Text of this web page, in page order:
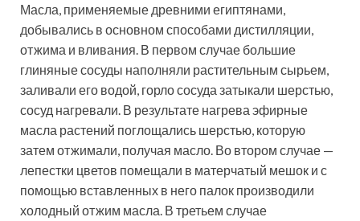
Масла, применяемые древними египтянами,
добывались в основном способами дистилляции,
отжима и вливания. В первом случае большие
глиняные сосуды наполняли растительным сырьем,
заливали его водой, горло сосуда затыкали шерстью,
сосуд нагревали. В результате нагрева эфирные
масла растений поглощались шерстью, которую
затем отжимали, получая масло. Во втором случае —
лепестки цветов помещали в матерчатый мешок и с
помощью вставленных в него палок производили
холодный отжим масла. В третьем случае